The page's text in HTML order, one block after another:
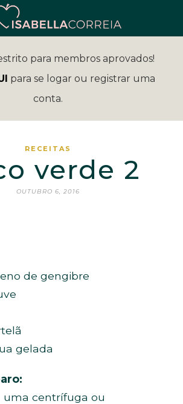
para membros aprovados!
para se logar ou registrar uma
conta.
RECEITAS
verde 2
OUTUBRO 6, 2016
de gengibre
gelada
centrífuga ou